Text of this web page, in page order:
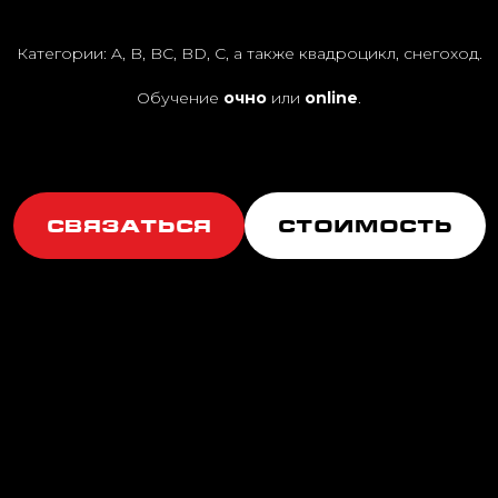
Категории: A, B, BC, BD, C, а также квадроцикл, снегоход.
Обучение очно или online.
СВЯЗАТЬСЯ СТОИМОСТЬ